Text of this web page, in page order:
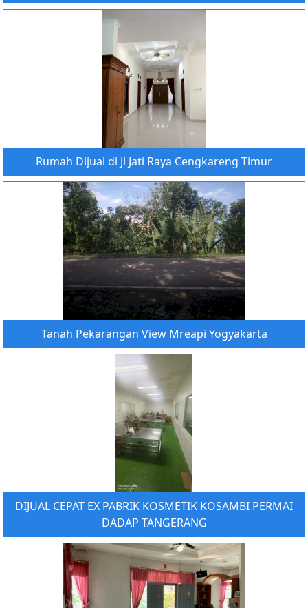
Rumah Dijual di Jl Jati Raya Cengkareng Timur
Tanah Pekarangan View Mreapi Yogyakarta
DIJUAL CEPAT EX PABRIK KOSMETIK KOSAMBI PERMAI
DADAP TANGERANG